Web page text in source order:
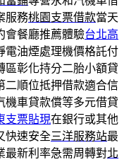
服務桃園支票借款當天
會餐廳推薦體驗台北高
電油煙處理機價格託付
區彰化持分二胎小額貸
二順位抵押借款適合信
機車貸款償等多元借貸
支票貼現在銀行或其他
快速安全三洋服務站最
最新利率急需周轉對北